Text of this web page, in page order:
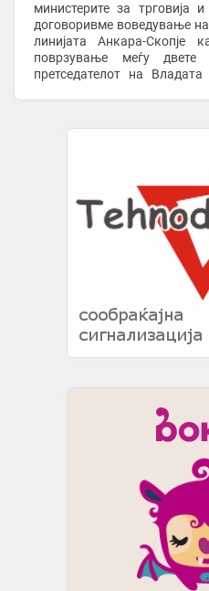
министерите за трговија
договоривме воведување
линијата Анкара-Скопје
поврзување меѓу двете
претседателот на